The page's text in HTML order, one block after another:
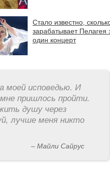
Стало известно,
зарабатывает Пелагея
один концерт
моей исповедью. И
пришлось пройти.
душу через
лучше меня никто
– Майли Сайрус